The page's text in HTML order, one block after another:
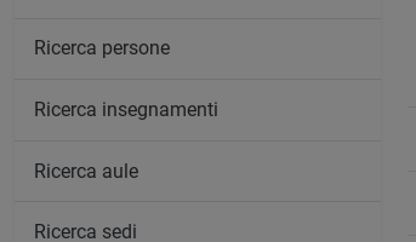
Ricerca persone
Ricerca insegnamenti
Ricerca aule
Ricerca sedi